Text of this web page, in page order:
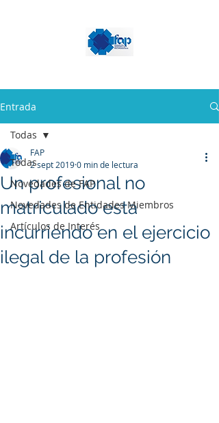
Entrada
Todas
Novedades de FAP
Novedades de Entidades Miembros
Artículos de Interés
Todas
Un profesional no
matriculado esta
incurriendo en el ejercicio
ilegal de la profesión
FAP
2 sept 20190 min de lectura